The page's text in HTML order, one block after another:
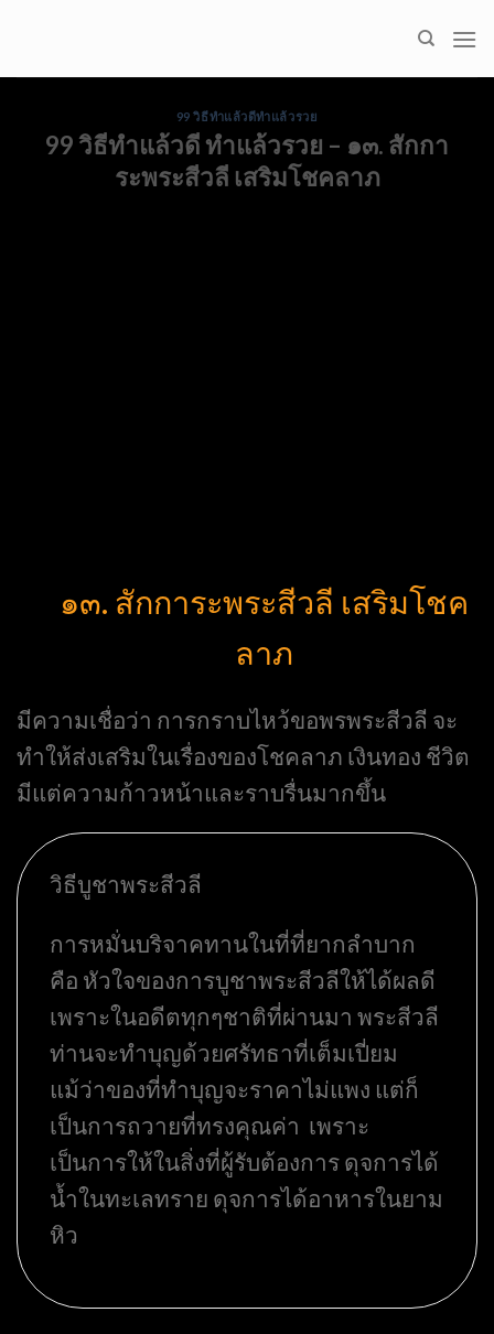
99 วิธีทำแล้วดีทำแล้วรวย
99 วิธีทำแล้วดี ทำแล้วรวย – ๑๓. สักกา
ระพระสีวลี เสริมโชคลาภ
๑๓. สักการะพระสีวลี เสริมโชค
ลาภ
มีความเชื่อว่า การกราบไหว้ขอพรพระสีวลี จะ
ทำให้ส่งเสริมในเรื่องของโชคลาภ เงินทอง ชีวิต
มีแต่ความก้าวหน้าและราบรื่นมากขึ้น
วิธีบูชาพระสีวลี
การหมั่นบริจาคทานในที่ที่ยากลำบาก
คือ หัวใจของการบูชาพระสีวลีให้ได้ผลดี
เพราะในอดีตทุกๆชาติที่ผ่านมา พระสีวลี
ท่านจะทำบุญด้วยศรัทธาที่เต็มเปี่ยม
แม้ว่าของที่ทำบุญจะราคาไม่แพง แต่ก็
เป็นการถวายที่ทรงคุณค่า เพราะ
เป็นการให้ในสิ่งที่ผู้รับต้องการ ดุจการได้
น้ำในทะเลทราย ดุจการได้อาหารในยาม
หิว